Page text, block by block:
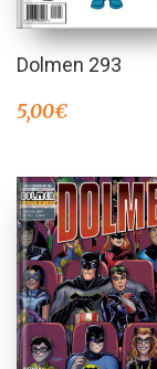
Dolmen 293
5,00€